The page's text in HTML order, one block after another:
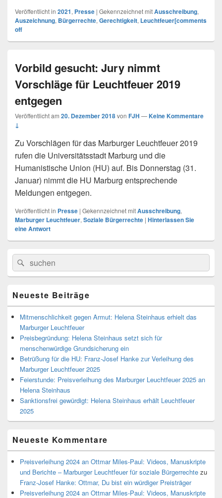
Veröffentlicht in 2021, Presse | Gekennzeichnet mitAusschreibung,
Auszeichnung, Bürgerrechte, Gerechtigkeit, Leuchtfeuer[comments
off
Vorbild gesucht: Jury nimmt
Vorschläge für Leuchtfeuer 2019
entgegen
Veröffentlicht am 20. Dezember 2018von FJH —Keine Kommentare
↓
Zu Vorschlägen für das Marburger Leuchtfeuer 2019
rufen die Universitätsstadt Marburg und die
Humanistische Union (HU) auf. Bis Donnerstag (31.
Januar) nimmt die HU Marburg entsprechende
Meldungen entgegen.
Veröffentlicht in Presse | Gekennzeichnet mitAusschreibung,
Marburger Leuchtfeuer, Soziale Bürgerrechte | Hinterlassen Sie
eine Antwort
Primärer
Seitenleisten
Widget-
Bereich
Search
for:
Suche
Neueste Beiträge
Mitmenschlichkeit gegen Armut: Helena Steinhaus erhielt das
Marburger Leuchtfeuer
Preisbegründung: Helena Steinhaus setzt sich für
menschenwürdige Grundsicherung ein
Betrüßung für die HU: Franz-Josef Hanke zur Verleihung des
Marburger Leuchtfeuer 2025
Feierstunde: Preisverleihung des Marburger Leuchtfeuer 2025 an
Helena Steinhaus
Sanktionsfrei gewürdigt: Helena Steinhaus erhält Leuchtfeuer
2025
Neueste Kommentare
Preisverleihung 2024 an Ottmar Miles-Paul: Videos, Manuskripte
und Berichte – Marburger Leuchtfeuer für soziale Bürgerrechte zu
Franz-Josef Hanke: Ottmar, Du bist ein würdiger Preisträger
Preisverleihung 2024 an Ottmar Miles-Paul: Videos, Manuskripte